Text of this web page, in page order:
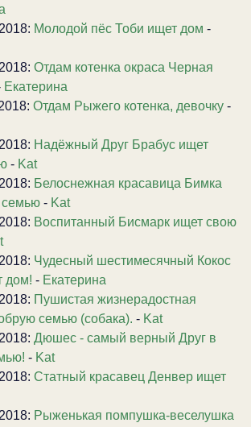
Молодой пёс Тоби ищет дом -
Отдам котенка окраса Черная
Екатерина
Отдам Рыжего котенка, девочку -
Надёжный Друг Брабус ищет
- Kat
Белоснежная красавица Бимка
семью - Kat
Воспитанный Бисмарк ищет свою
Чудесный шестимесячный Кокос
дом! - Екатерина
Пушистая жизнерадостная
семью (собака). - Kat
Дюшес - самый верный Друг в
- Kat
Статный красавец Денвер ищет
Рыженькая помпушка-веселушка